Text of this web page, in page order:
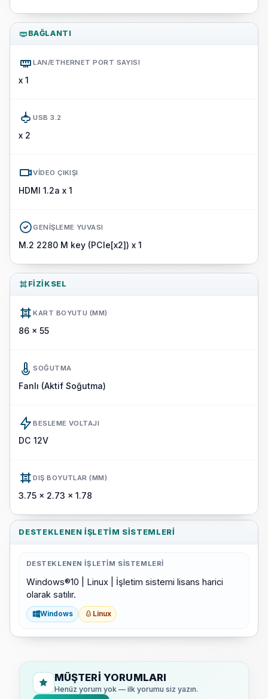
BAĞLANTI
LAN/ETHERNET PORT SAYISI
x 1
USB 3.2
x 2
VIDEO ÇIKIŞI
HDMI 1.2a x 1
GENIŞLEME YUVASI
M.2 2280 M key (PCIe[x2]) x 1
FIZIKSEL
KART BOYUTU (MM)
86 x 55
SOĞUTMA
Fanlı (Aktif Soğutma)
BESLEME VOLTAJI
DC 12V
DIŞ BOYUTLAR (MM)
3.75 x 2.73 x 1.78
DESTEKLENEN İŞLETIM SISTEMLERI
DESTEKLENEN İŞLETIM SISTEMLERI
Windows®10 | Linux | İşletim sistemi lisans harici
olarak satılır.
Windows Linux
MÜŞTERI YORUMLARI
Henüz yorum yok — ilk yorumu siz yazın.